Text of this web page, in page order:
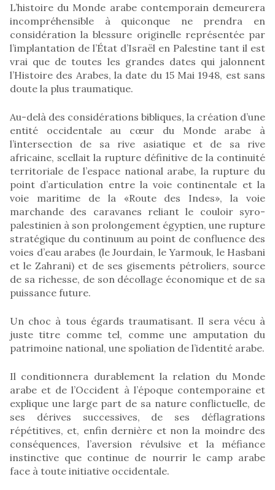
L’histoire du Monde arabe contemporain demeurera
incompréhensible à quiconque ne prendra en
considération la blessure originelle représentée par
l’implantation de l’État d’Israël en Palestine tant il est
vrai que de toutes les grandes dates qui jalonnent
l’Histoire des Arabes, la date du 15 Mai 1948, est sans
doute la plus traumatique.
Au-delà des considérations bibliques, la création d’une
entité occidentale au cœur du Monde arabe à
l’intersection de sa rive asiatique et de sa rive
africaine, scellait la rupture définitive de la continuité
territoriale de l’espace national arabe, la rupture du
point d’articulation entre la voie continentale et la
voie maritime de la «Route des Indes», la voie
marchande des caravanes reliant le couloir syro-
palestinien à son prolongement égyptien, une rupture
stratégique du continuum au point de confluence des
voies d’eau arabes (le Jourdain, le Yarmouk, le Hasbani
et le Zahrani) et de ses gisements pétroliers, source
de sa richesse, de son décollage économique et de sa
puissance future.
Un choc à tous égards traumatisant. Il sera vécu à
juste titre comme tel, comme une amputation du
patrimoine national, une spoliation de l’identité arabe.
Il conditionnera durablement la relation du Monde
arabe et de l’Occident à l’époque contemporaine et
explique une large part de sa nature conflictuelle, de
ses dérives successives, de ses déflagrations
répétitives, et, enfin dernière et non la moindre des
conséquences, l’aversion révulsive et la méfiance
instinctive que continue de nourrir le camp arabe
face à toute initiative occidentale.